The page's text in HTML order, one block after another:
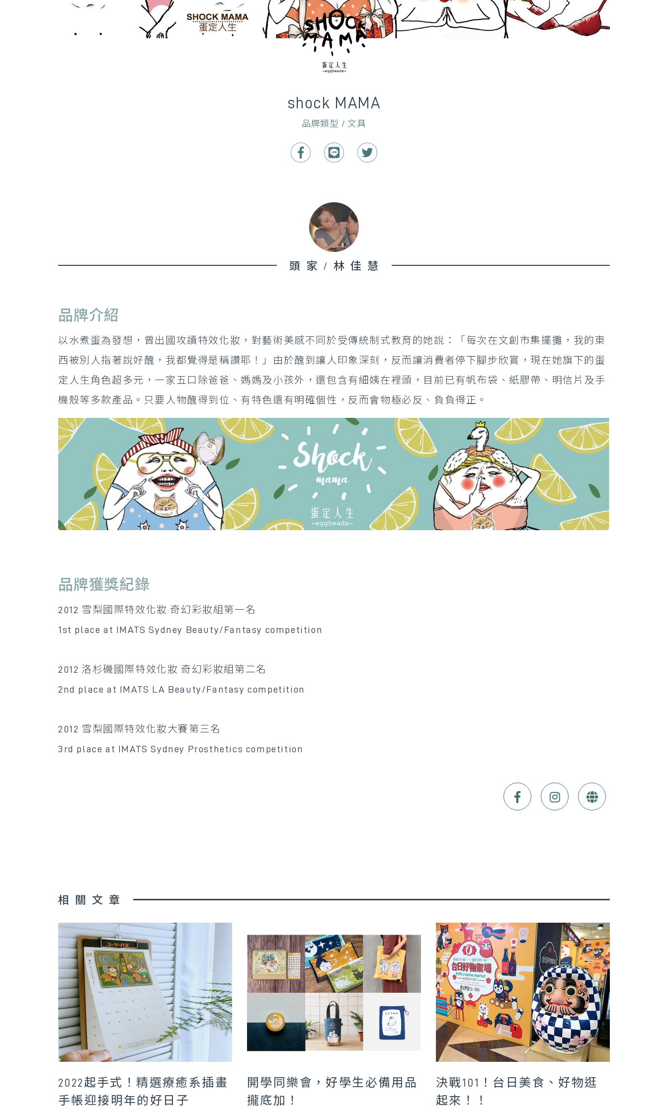
shock MAMA
品牌類型 / 文具
頭家/林佳慧
品牌介紹
以水煮蛋為發想，曾出國攻讀特效化妝，對藝術美感不同於受傳統制式教育的她說：「每次在文創市集擺攤，我的東
西被別人指著說好醜，我都覺得是稱讚耶！」由於醜到讓人印象深刻，反而讓消費者停下腳步欣賞，現在她旗下的蛋
定人生角色超多元，一家五口除爸爸、媽媽及小孩外，還包含有細姨在裡頭，目前已有帆布袋、紙膠帶、明信片及手
機殼等多款產品。只要人物醜得到位、有特色還有明確個性，反而會物極必反、負負得正。
品牌獲獎紀錄
2012 雪梨國際特效化妝 奇幻彩妝組第一名
1st place at IMATS Sydney Beauty/Fantasy competition
2012 洛杉磯國際特效化妝 奇幻彩妝組第二名
2nd place at IMATS LA Beauty/Fantasy competition
2012 雪梨國際特效化妝大賽第三名
3rd place at IMATS Sydney Prosthetics competition
相關文章
2022起手式！精選療癒系插畫
手帳迎接明年的好日子
開學同樂會，好學生必備用品
攏底加！
決戰101！台日美食、好物逛
起來！！